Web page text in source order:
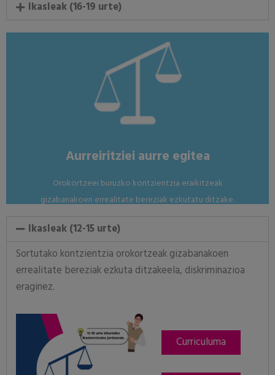
Ikasleak (16-19 urte)
Aurreiritziei aurre egitea
Orokortzeei buruzko kontzientzia eraikitzeak
gizabanakoen errealitate bereziak ezkutatu ditzake.
Orokortzeak eta aurreiritziak ezagutu eta jorratzeko
Ikasleak (12-15 urte)
Sortutako kontzientzia orokortzeak gizabanakoen
errealitate bereziak ezkuta ditzakeela, diskriminazioa
eraginez.
Curriculuma